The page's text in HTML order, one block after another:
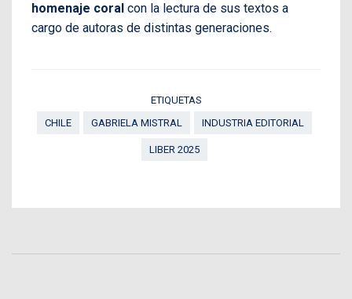
homenaje coral con la lectura de sus textos a
cargo de autoras de distintas generaciones.
ETIQUETAS
CHILE
GABRIELA MISTRAL INDUSTRIA EDITORIAL
LIBER 2025